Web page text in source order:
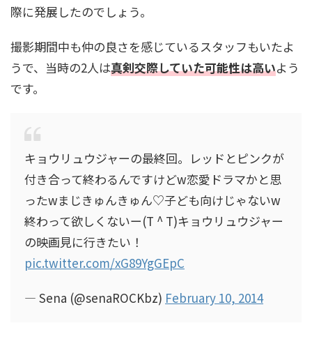
際に発展したのでしょう。
撮影期間中も仲の良さを感じているスタッフもいたよ
うで、当時の2人は真剣交際していた可能性は高いよう
です。
キョウリュウジャーの最終回。レッドとピンクが
付き合って終わるんですけどw恋愛ドラマかと思
ったwまじきゅんきゅん♡子ども向けじゃないw
終わって欲しくないー(T ^ T)キョウリュウジャー
の映画見に行きたい！
pic.twitter.com/xG89YgGEpC
— Sena (@senaROCKbz) February 10, 2014